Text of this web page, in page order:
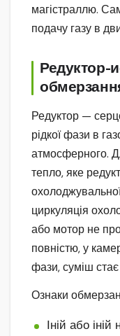
магістраллю.
подачу газу в
Редуктор-
Редуктор —
рідкої фази в
атмосферного.
тепло, яке
циркуляція
або мотор не
повністю, у
фази, суміш стає
Ознаки
Іній або